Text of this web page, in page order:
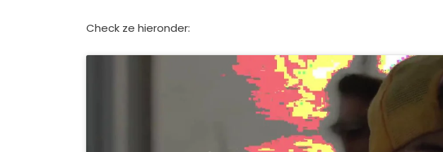
Check ze hieronder: